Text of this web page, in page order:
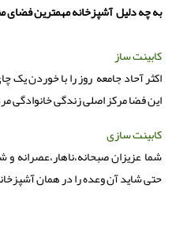
به چه دلیل آشپزخانه مهمترین فضای
کابینت ساز
اکثر آحاد جامعه روز را با خوردن یک
این فضا مرکز اصلی زندگی خانوادگی
کابینت سازی
شما عزیزان صبحانه،ناهار،عصرانه و
حتی شاید آن وعده را در همان